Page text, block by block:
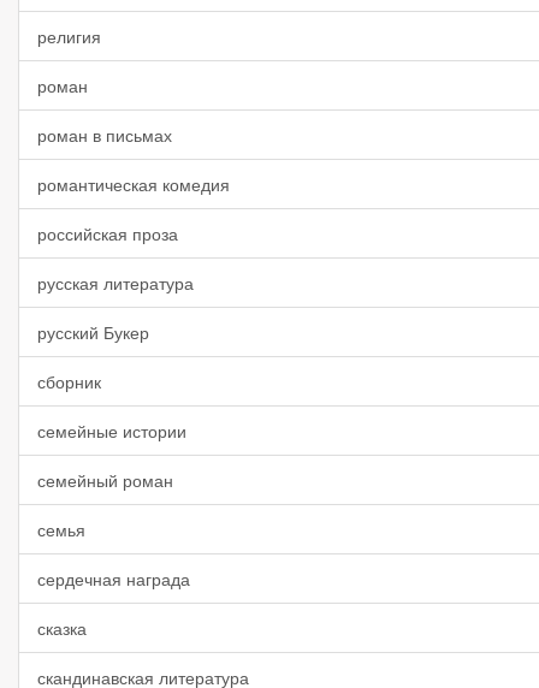
религия
роман
роман в письмах
романтическая комедия
российская проза
русская литература
русский Букер
сборник
семейные истории
семейный роман
семья
сердечная награда
сказка
скандинавская литература